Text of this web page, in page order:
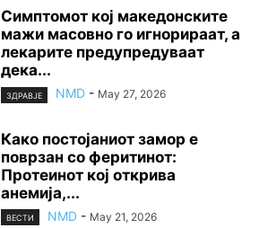
Симптомот кој македонските
мажи масовно го игнорираат, а
лекарите предупредуваат
дека...
ЗДРАВЈЕ NMD - May 27, 2026
Како постојаниот замор е
поврзан со феритинот:
Протеинот кој открива
анемија,...
ВЕСТИ NMD - May 21, 2026